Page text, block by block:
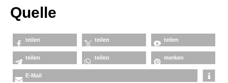
Quelle
teilen teilen teilen
teilen teilen merken
E-Mail